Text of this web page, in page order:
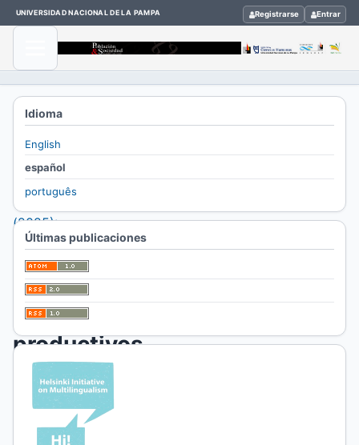
UNIVERSIDAD NACIONAL DE LA PAMPA Registrarse Entrar
Inicio
/
Vol. 32
Núm. 1
(2025):
Artículos
Circuitos
productivos
regionales
comercialización
Idioma
English
español
português
Últimas publicaciones